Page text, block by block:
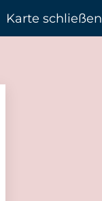
Karte schließen